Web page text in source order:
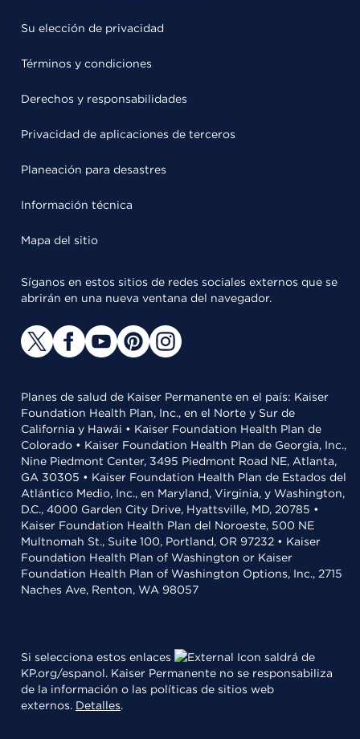
Su elección de privacidad
Términos y condiciones
Derechos y responsabilidades
Privacidad de aplicaciones de terceros
Planeación para desastres
Información técnica
Mapa del sitio
Síganos en estos sitios de redes sociales externos que se
abrirán en una nueva ventana del navegador.
Planes de salud de Kaiser Permanente en el país: Kaiser
Foundation Health Plan, Inc., en el Norte y Sur de
California y Hawái • Kaiser Foundation Health Plan de
Colorado • Kaiser Foundation Health Plan de Georgia, Inc.,
Nine Piedmont Center, 3495 Piedmont Road NE, Atlanta,
GA 30305 • Kaiser Foundation Health Plan de Estados del
Atlántico Medio, Inc., en Maryland, Virginia, y Washington,
D.C., 4000 Garden City Drive, Hyattsville, MD, 20785 •
Kaiser Foundation Health Plan del Noroeste, 500 NE
Multnomah St., Suite 100, Portland, OR 97232 • Kaiser
Foundation Health Plan of Washington or Kaiser
Foundation Health Plan of Washington Options, Inc., 2715
Naches Ave, Renton, WA 98057
Si selecciona estos enlaces
saldrá de
KP.org/espanol. Kaiser Permanente no se responsabiliza
de la información o las políticas de sitios web
externos. Detalles.